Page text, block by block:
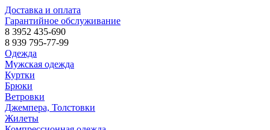
Доставка и оплата
Гарантийное обслуживание
8 3952 435-690
8 939 795-77-99
Одежда
Мужская одежда
Куртки
Брюки
Ветровки
Джемпера, Толстовки
Жилеты